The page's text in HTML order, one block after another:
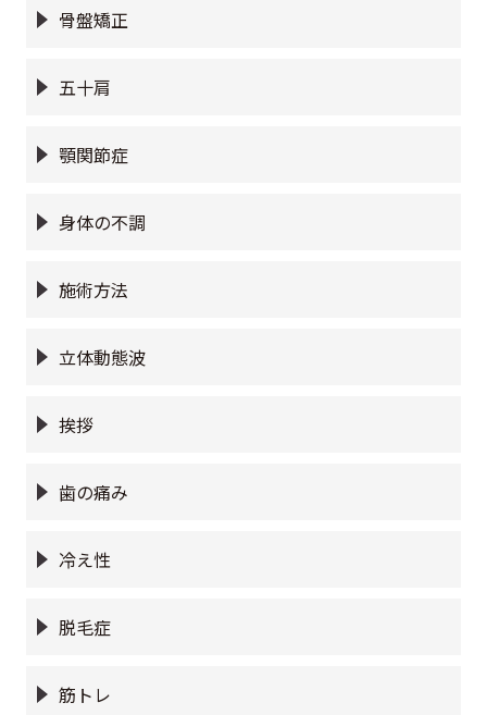
骨盤矯正
五十肩
顎関節症
身体の不調
施術方法
立体動態波
挨拶
歯の痛み
冷え性
脱毛症
筋トレ